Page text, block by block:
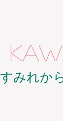
すみれか